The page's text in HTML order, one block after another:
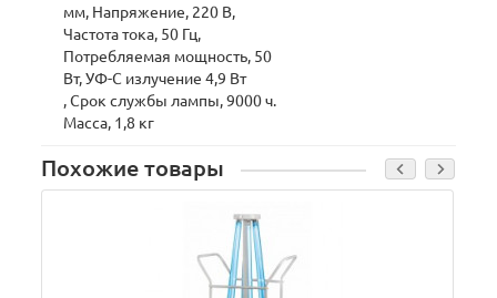
мм, Напряжение, 220 В,
Частота тока, 50 Гц,
Потребляемая мощность, 50
Вт, УФ-С излучение 4,9 Вт
, Срок службы лампы, 9000 ч.
Масса, 1,8 кг
Похожие товары